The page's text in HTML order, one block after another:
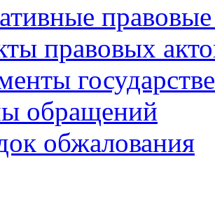
правовых
обращений
обжалования